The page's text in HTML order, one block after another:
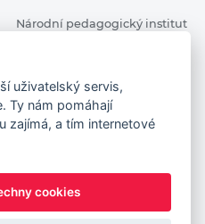
Národní pedagogický institut
All rights reserved
from the European
Executive Agency (now
uživatelský servis,
Ty nám pomáhají
zajímá, a tím internetové
cookies